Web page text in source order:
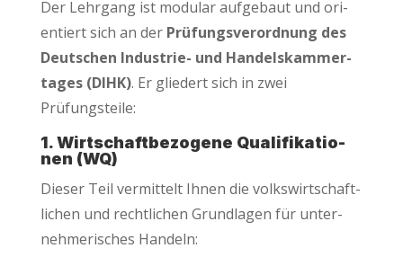
Der Lehr­gang ist modu­lar auf­ge­baut und ori­
en­tiert sich an der Prü­fungs­ver­ord­nung des
Deut­schen Indus­trie- und Han­dels­kam­mer­
ta­ges (DIHK). Er glie­dert sich in zwei
Prüfungsteile:
1. Wirt­schaft­be­zo­ge­ne Qua­li­fi­ka­tio­
nen (WQ)
Die­ser Teil ver­mit­telt Ihnen die volks­wirt­schaft­
li­chen und recht­li­chen Grund­la­gen für unter­
neh­me­ri­sches Handeln: